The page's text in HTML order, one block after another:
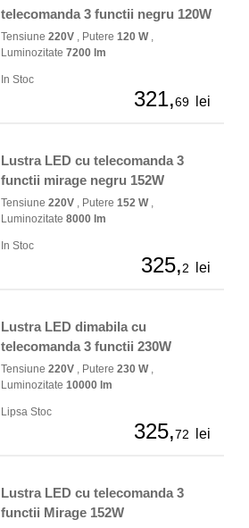
telecomanda 3 functii negru 120W
Tensiune 220V , Putere 120 W,
Luminozitate 7200 lm
In Stoc
321,69 lei
Lustra LED cu telecomanda 3
functii mirage negru 152W
Tensiune 220V , Putere 152 W,
Luminozitate 8000 lm
In Stoc
325,2 lei
Lustra LED dimabila cu
telecomanda 3 functii 230W
Tensiune 220V , Putere 230 W,
Luminozitate 10000 lm
Lipsa Stoc
325,72 lei
Lustra LED cu telecomanda 3
functii Mirage 152W